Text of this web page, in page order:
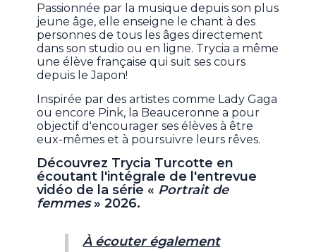
Passionnée par la musique depuis son plus
jeune âge, elle enseigne le chant à des
personnes de tous les âges directement
dans son studio ou en ligne. Trycia a même
une élève française qui suit ses cours
depuis le Japon!
Inspirée par des artistes comme Lady Gaga
ou encore Pink, la Beauceronne a pour
objectif d'encourager ses élèves à être
eux-mêmes et à poursuivre leurs rêves.
Découvrez Trycia Turcotte en
écoutant l'intégrale de l'entrevue
vidéo de la série « Portrait de
femmes» 2026.
À écouter également